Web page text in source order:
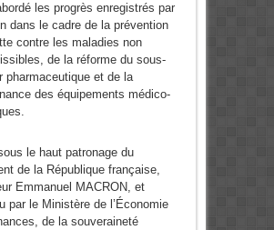
les progrès enregistrés par
dans le cadre de la prévention
contre les maladies non
de la réforme du sous-
pharmaceutique et de la
des équipements médico-
le haut patronage du
de la République française,
Emmanuel MACRON, et
par le Ministère de l’Économie
de la souveraineté